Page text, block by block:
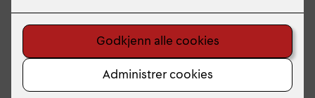
Behandling av sykdom og skader henvises til
fastlege eller legevakt.
Alle som jobber i skolehelsetjenesten har
taushetsplikt (j.fr helsepersonelloven).